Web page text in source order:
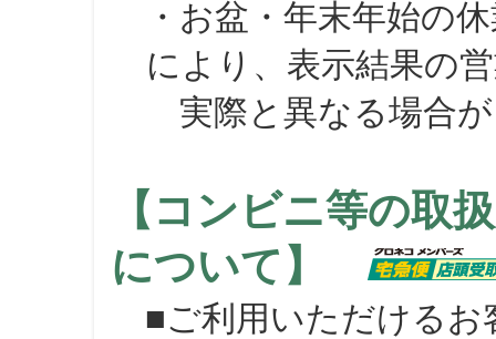
・お盆・年末年始の
により、表示結果の
実際と異なる場合が
【コンビニ等の取
について】
■ご利用いただけるお